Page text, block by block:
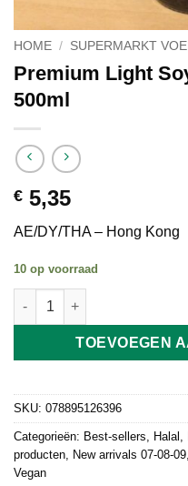
HOME / SUPERMARKT
Premium Light
500ml
€ 5,35
AE/DY/THA – Hong Kong
10 op voorraad
Premium Light Soy Sauce
TOEVOEGEN
SKU: 078895126396
Categorieën: Best-sellers Halal
producten New arrivals 07-08-09
Vegan